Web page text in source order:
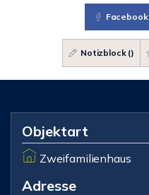
Facebook
Notizblock ()
Objektart
Zweifamilienhaus
Adresse